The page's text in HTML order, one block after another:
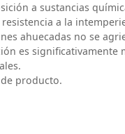
a sustancias
a la
ahuecadas no se
es significativamente
producto.